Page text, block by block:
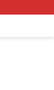
Tips